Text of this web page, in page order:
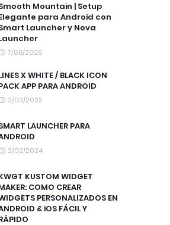
Mountain | Setup
para Android con
Launcher y Nova
7/08/2026
X WHITE / BLACK ICON
APP PARA ANDROID
2/03/2023
LAUNCHER PARA
2/02/2024
KUSTOM WIDGET
COMO CREAR
PERSONALIZADOS EN
& iOS FÁCIL Y